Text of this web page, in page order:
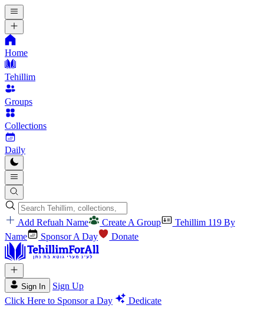
Home
Tehillim
Groups
Collections
Daily
Add Refuah Name Create A Group
Tehillim 119 By
Name
Sponsor A Day Donate
Sign In
Sign Up
Click Here to Sponsor a Day
Dedicate